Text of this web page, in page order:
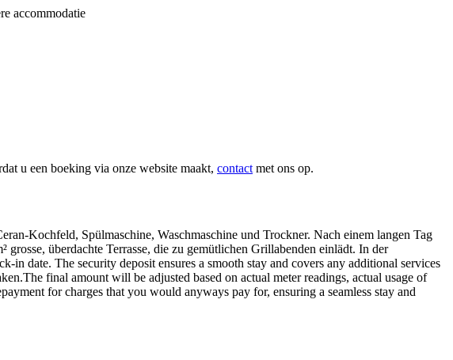
accommodatie
u een boeking via onze website maakt, contact met ons op.
Kochfeld, Spülmaschine, Waschmaschine und Trockner. Nach einem langen Tag
überdachte Terrasse, die zu gemütlichen Grillabenden einlädt. In der
date. The security deposit ensures a smooth stay and covers any additional services
final amount will be adjusted based on actual meter readings, actual usage of
for charges that you would anyways pay for, ensuring a seamless stay and